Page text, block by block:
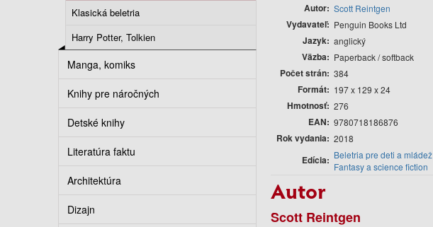
Klasická beletria
Harry Potter, Tolkien
Manga, komiks
Knihy pre náročných
Detské knihy
Literatúra faktu
Architektúra
Dizajn
Autor Scott Reintgen
Vydavateľ Penguin Books Ltd
Jazyk anglický
Väzba Paperback / softback
Počet strán 384
Formát 197 x 129 x 24
Hmotnosť 276
EAN 9780718186876
Rok vydania 2018
Edícia
Beletria pre deti a mládež
Fantasy a science fiction
Autor
Scott Reintgen